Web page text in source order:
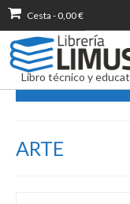
Cesta - 0,00€
Buscar
por:
Libro técnico y
Novedades
ARTE